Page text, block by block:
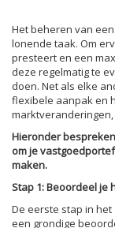
Het beheren van
lonende taak. Om
presteert en een
deze regelmatig te
doen. Net als elke
flexibele aanpak en
Hieronder
om je
maken.
Stap 1: Beoordeel je
De eerste stap in
een grondige